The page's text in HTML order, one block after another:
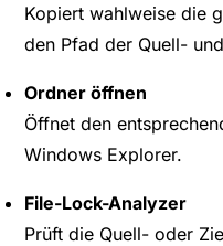
Kopiert wahlweise die
den Pfad der Quell-
Ordner öffnen
Öffnet den
Windows Explorer.
File-Lock-Analyzer
Prüft die Quell- oder